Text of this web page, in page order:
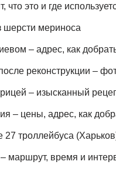
это и где
шерсти мериноса
– адрес, как
реконструкции –
– изысканный
– цены, адрес, как
троллейбуса
маршрут, время и